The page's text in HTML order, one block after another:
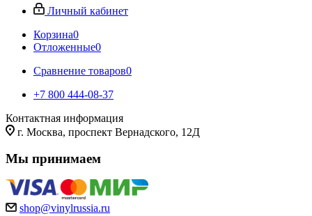
Личный кабинет
Корзина0
Отложенные0
Сравнение товаров0
+7 800 444-08-37
Контактная информация
г. Москва, проспект Вернадского, 12Д
Мы принимаем
shop@vinylrussia.ru